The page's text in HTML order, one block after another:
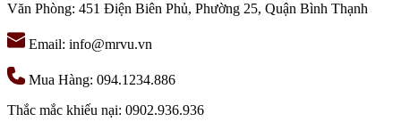
Văn Phòng: 451 Điện Biên Phủ, Phường 25, Quận Bình Thạnh
Email: info@mrvu.vn
Mua Hàng: 094.1234.886
Thắc mắc khiếu nại: 0902.936.936